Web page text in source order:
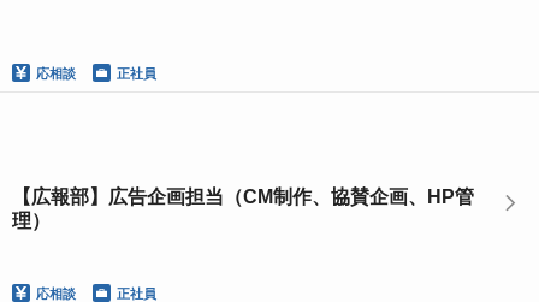
応相談 正社員
【広報部】広告企画担当（CM制作、協賛企画、HP管
理）
応相談 正社員